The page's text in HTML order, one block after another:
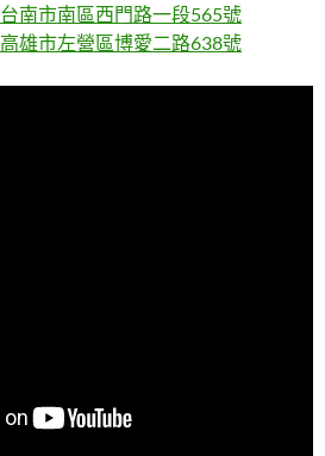
台南市南區西門路一段565號
高雄市左營區博愛二路638號